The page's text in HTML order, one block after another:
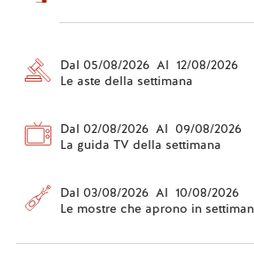
Dal 05/08/2026 Al 12/08/2026
Le aste della settimana
Dal 02/08/2026 Al 09/08/2026
La guida TV della settimana
Dal 03/08/2026 Al 10/08/2026
Le mostre che aprono in